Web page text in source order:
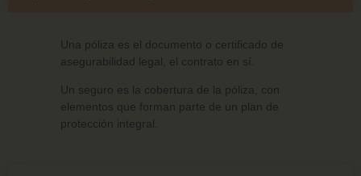
Una póliza es el documento o certificado de
asegurabilidad legal, el contrato en sí.
Un seguro es la cobertura de la póliza, con
elementos que forman parte de un plan de
protección integral.